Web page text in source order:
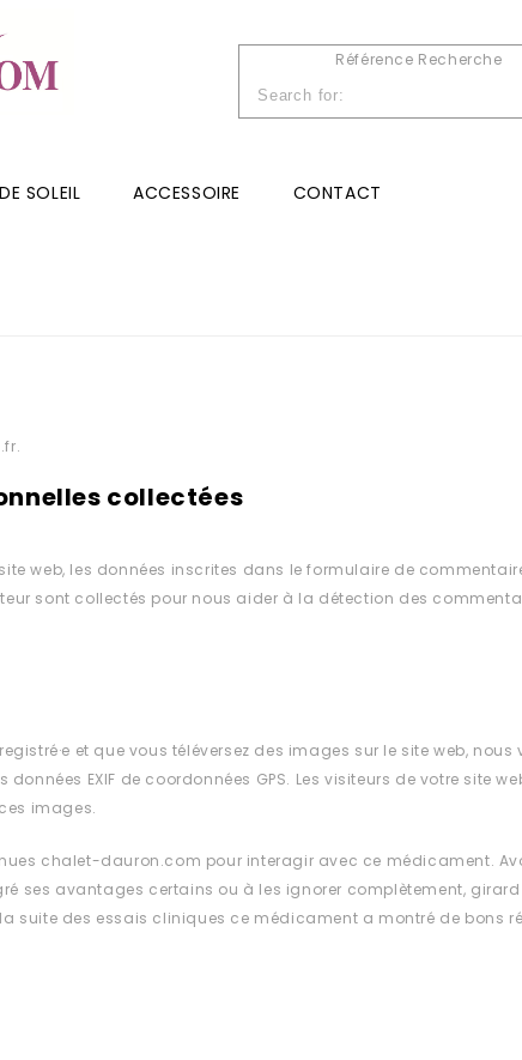
Référence Recherche
SOLEIL ACCESSOIRE CONTACT
collectées
web, les données inscrites dans le formulaire de
sont collectés pour nous aider à la détection des
et que vous téléversez des images sur le site web, nous
EXIF de coordonnées GPS. Les visiteurs de votre site
images.
chalet-dauron.com pour interagir avec ce médicament.
ses avantages certains ou à les ignorer complètement,
suite des essais cliniques ce médicament a montré de bons